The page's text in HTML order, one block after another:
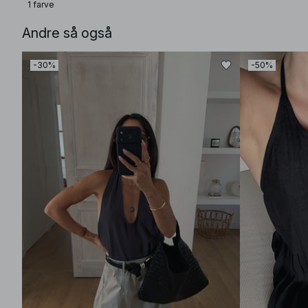
1 farve
Andre så også
-30% -50%